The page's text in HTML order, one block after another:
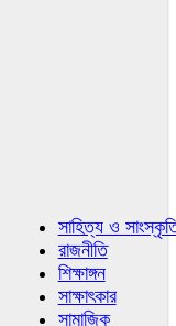
সাহিত্য ও
রাজনীতি
শিক্ষাঙ্গন
সাক্ষাৎকার
সামাজিক